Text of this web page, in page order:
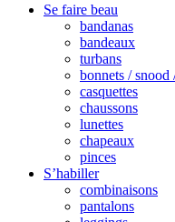
Se faire beau
bandanas
bandeaux
turbans
bonnets / snood
casquettes
chaussons
lunettes
chapeaux
pinces
S’habiller
combinaisons
pantalons